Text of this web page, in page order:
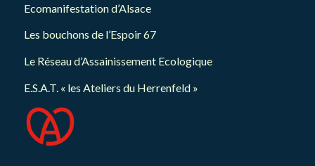
Ecomanifestation d’Alsace
Les bouchons de l’Espoir 67
Le Réseau d’Assainissement Ecologique
E.S.A.T. « les Ateliers du Herrenfeld »